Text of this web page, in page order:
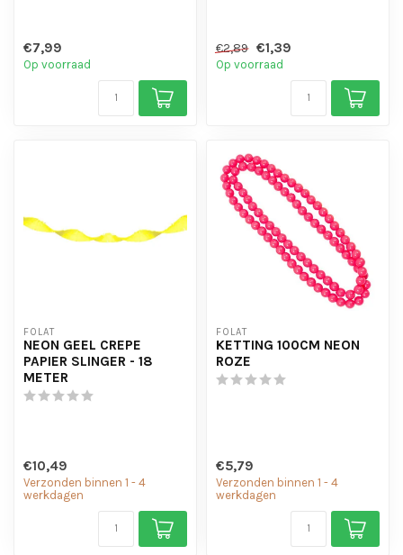
€7,99
Op voorraad
€2,89 €1,39
Op voorraad
FOLAT
NEON GEEL CREPE
PAPIER SLINGER - 18
METER
€10,49
Verzonden binnen 1 - 4
werkdagen
FOLAT
KETTING 100CM NEON
ROZE
€5,79
Verzonden binnen 1 - 4
werkdagen